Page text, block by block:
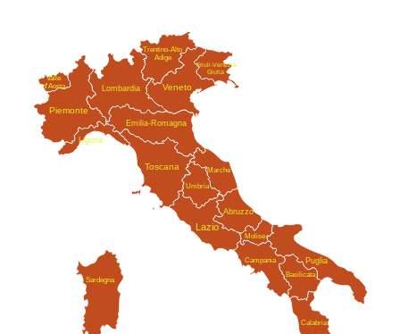
Abruzzo
Valle
d'Aosta
Puglia
Basilicata
Calabria
Campania
Emilia-Romagna
Friuli-Venezia
Giulia
Lazio
Liguria
Lombardia
Marche
Molise
Piemonte
Sardegna
Trentino-Alto
Adige
Toscana
Umbria
Veneto